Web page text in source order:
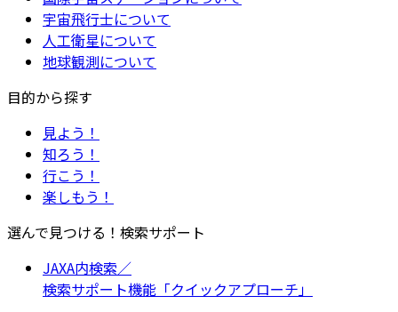
宇宙飛行士について
人工衛星について
地球観測について
目的から探す
見よう！
知ろう！
行こう！
楽しもう！
選んで見つける！検索サポート
JAXA内検索／
検索サポート機能「クイックアプローチ」